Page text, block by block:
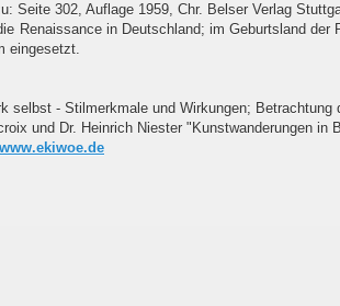
Seite 302, Auflage 1959, Chr. Belser Verlag
Renaissance in Deutschland; im Geburtsland
eingesetzt.
selbst - Stilmerkmale und Wirkungen; Betrachtung
und Dr. Heinrich Niester "Kunstwanderungen in
www.ekiwoe.de